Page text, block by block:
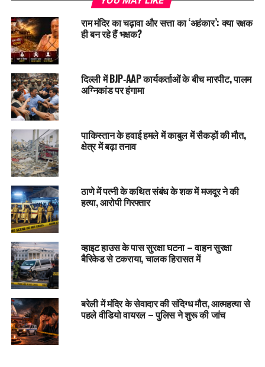
राम मंदिर का चढ़ावा और सत्ता का ‘अहंकार’: क्या रक्षक
ही बन रहे हैं भक्षक?
दिल्ली में BJP‑AAP कार्यकर्ताओं के बीच मारपीट, पालम
अग्निकांड पर हंगामा
पाकिस्तान के हवाई हमले में काबुल में सैकड़ों की मौत,
क्षेत्र में बढ़ा तनाव
ठाणे में पत्नी के कथित संबंध के शक में मजदूर ने की
हत्या, आरोपी गिरफ्तार
व्हाइट हाउस के पास सुरक्षा घटना – वाहन सुरक्षा
बैरिकेड से टकराया, चालक हिरासत में
बरेली में मंदिर के सेवादार की संदिग्ध मौत, आत्महत्या से
पहले वीडियो वायरल – पुलिस ने शुरू की जांच